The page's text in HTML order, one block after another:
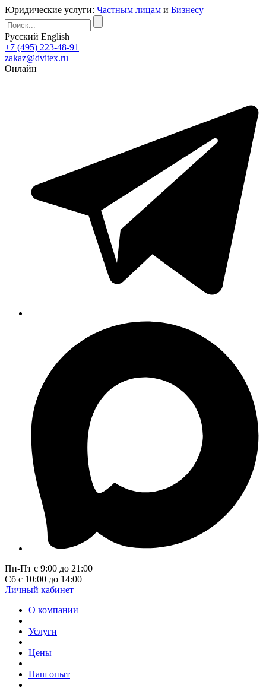
Юридические услуги: Частным лицам и Бизнесу
Русский English
+7 (495) 223-48-91
zakaz@dvitex.ru
Онлайн
Пн-Пт с 9:00 до 21:00
Сб с 10:00 до 14:00
Личный кабинет
О компании
Услуги
Цены
Наш опыт